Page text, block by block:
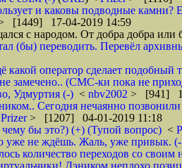
и каковы подводные камни?
[1449] 17-04-2019 14:59
с народом. От добра добра
(бы) переводить. Перевёл
какой оператор сделает
замечено.. (СМС-ки пока не
Удмуртия (-) < nbv2002 > [941]
Сегодня нечаянно
Prizer> [1207] 04-01-2019 11:18
бы это?) (+) (Тупой вопрос) <
уже не ждёшь. Жаль, уже привык.
количество переходов со
Дэником неплохо